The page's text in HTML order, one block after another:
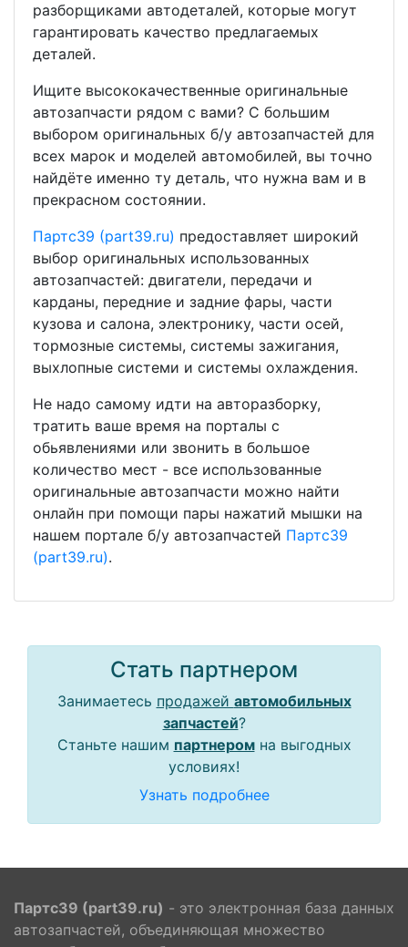
разборщиками автодеталей, которые могут
гарантировать качество предлагаемых
деталей.
Ищите высококачественные оригинальные
автозапчасти рядом с вами? С большим
выбором оригинальных б/у автозапчастей для
всех марок и моделей автомобилей, вы точно
найдёте именно ту деталь, что нужна вам и в
прекрасном состоянии.
Партс39 (part39.ru) предоставляет широкий
выбор оригинальных использованных
автозапчастей: двигатели, передачи и
карданы, передние и задние фары, части
кузова и салона, электронику, части осей,
тормозные системы, системы зажигания,
выхлопные системи и системы охлаждения.
Не надо самому идти на авторазборку,
тратить ваше время на порталы с
обьявлениями или звонить в большое
количество мест - все использованные
оригинальные автозапчасти можно найти
онлайн при помощи пары нажатий мышки на
нашем портале б/у автозапчастей Партс39
(part39.ru).
Стать партнером
Занимаетесь продажей автомобильных
запчастей?
Станьте нашим партнеромна выгодных
условиях!
Узнать подробнее
Партс39 (part39.ru) - это электронная база данных
автозапчастей, объединяющая множество